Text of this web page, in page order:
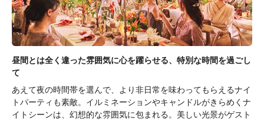
昼間とは全く違った雰囲気に心を躍らせる、特別な時間を過ごし
て
あえて夜の時間帯を選んで、より非日常を味わってもらえるナイ
トパーティも素敵。イルミネーションやキャンドルがきらめくナ
イトシーンは、幻想的な雰囲気に包まれる。美しい光景がゲスト